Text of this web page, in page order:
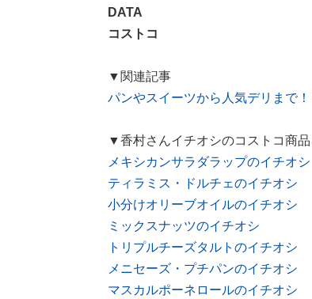
DATA
コストコ
▼関連記事
パンやスイーツから人気デリまで
▼香村さんイチオシのコストコ商品
メキシカンサラダラップのイチオシ
ティラミス・ドルチェのイチオシ
小分けオリーブオイルのイチオシ
ミックスナッツのイチオシ
トリプルチーズタルトのイチオシ
メニセーズ・プチパンのイチオシ
マスカルポーネロールのイチオシ